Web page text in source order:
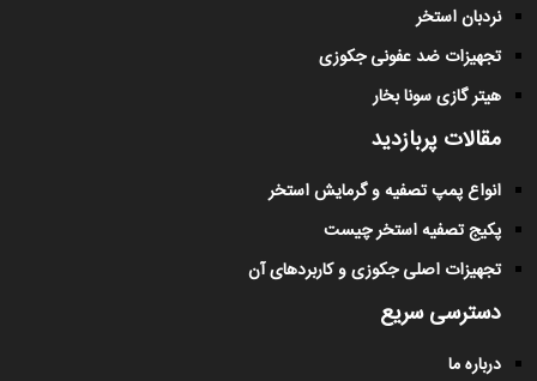
نردبان استخر
تجهیزات ضد عفونی جکوزی
هیتر گازی سونا بخار
مقالات پربازدید
انواع پمپ تصفیه و گرمایش استخر
پکیج تصفیه استخر چیست
تجهیزات اصلی جکوزی و کاربردهای آن
دسترسی سریع
درباره ما